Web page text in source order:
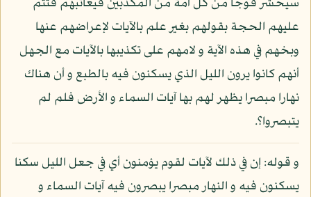
سيحشر فوجا من كل أمة من المكذبين فيعاتبهم فتتم
عليهم الحجة بقولهم بغير علم بالآيات لإعراضهم عنها
وبخهم في هذه الآية و لامهم على تكذيبها بالآيات مع الجهل
أنهم كانوا يرون الليل الذي يسكنون فيه بالطبع و أن هناك
نهارا مبصرا يظهر لهم بها آيات السماء و الأرض فلم لم
يتبصروا؟.
و قوله: إن في ذلك لآيات لقوم يؤمنون أي في جعل الليل سكنا
يسكنون فيه و النهار مبصرا يبصرون فيه آيات السماء و